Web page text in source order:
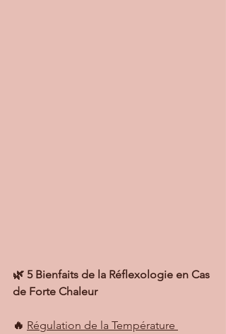
🌿 5 Bienfaits de la Réflexologie en Cas
de Forte Chaleur
🔥 Régulation de la Température